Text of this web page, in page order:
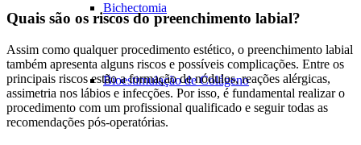
Bichectomia
Bioestimulação de Colágeno
Quais são os riscos do preenchimento labial?
Assim como qualquer procedimento estético, o preenchimento labial
também apresenta alguns riscos e possíveis complicações. Entre os
principais riscos estão a formação de nódulos, reações alérgicas,
assimetria nos lábios e infecções. Por isso, é fundamental realizar o
procedimento com um profissional qualificado e seguir todas as
recomendações pós-operatórias.